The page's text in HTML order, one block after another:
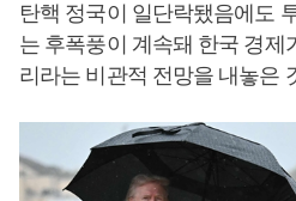
탄핵 정국이 일단락됐음에도
는 후폭풍이 계속돼 한국 경제
리라는 비관적 전망을 내놓은